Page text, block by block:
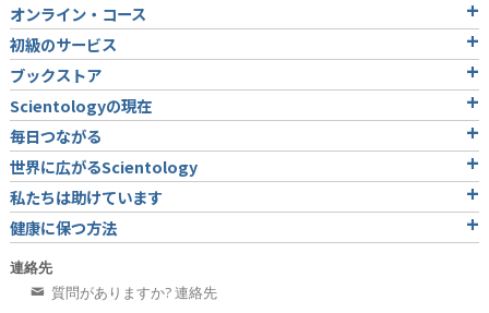
オンライン・コース
初級のサービス
ブックストア
Scientologyの現在
毎日つながる
世界に広がるScientology
私たちは助けています
健康に保つ方法
連絡先
質問がありますか? 連絡先